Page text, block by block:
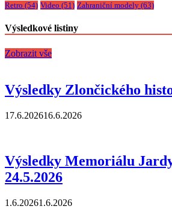
Retro (54) Video (51) Zahraniční modely (63)
Výsledkové listiny
Zobrazit vše
Výsledky Zlončického
17.6.202616.6.2026
Výsledky Memoriálu
24.5.2026
1.6.20261.6.2026